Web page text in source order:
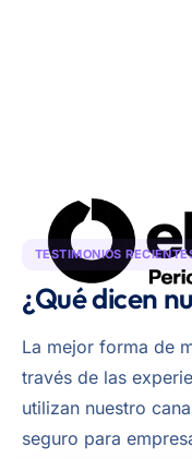
TESTIMONIOS
¿Qué dicen
La mejor forma de
través de las
utilizan nuestro
seguro para